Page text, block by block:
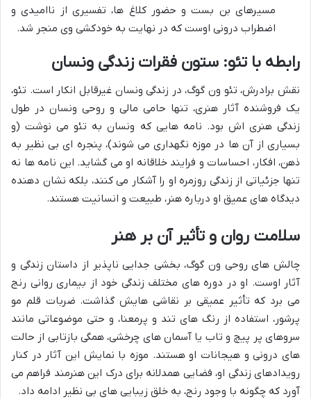
مسیرهای بن بست و حضور کلاغ ها، تفسیری از ناامیدی و
اضطراب درونی اوست که در نهایت به خودکشی وی منجر شد.
رابطه با تئو: ستون فقرات زندگی ونسان
نقش برادرش، تئو ون گوگ، در زندگی ونسان غیرقابل انکار است. تئو،
یک فروشنده آثار هنری، تنها حامی مالی و روحی ونسان در طول
زندگی هنری اش بود. نامه هایی که ونسان به تئو می نوشت (و
بسیاری از آن ها در موزه نگهداری می شوند)، پنجره ای بی نظیر به
ذهن، افکار، احساسات و فرایند خلاقانه او می گشاید. این نامه ها نه
تنها جزئیاتی از زندگی روزمره او را آشکار می کنند، بلکه نشان دهنده
دیدگاه های عمیق او درباره هنر، طبیعت و انسانیت هستند.
سلامت روان و تأثیر آن بر هنر
چالش های روحی ون گوگ، بخشی جدایی ناپذیر از داستان زندگی و
آثار اوست. او در دوره های مختلف زندگی خود از بیماری روانی رنج
می برد که تأثیر عمیقی بر نقاشی هایش گذاشت. ضربات قلم مو
پرشور، استفاده از رنگ های تند و پرمعنا، و حتی موضوعاتی مانند
سروهای پر پیچ و تاب یا آسمان های چرخشی، همگی بازتابی از حالت
های درونی و هیجانات او هستند. موزه با نمایش این آثار در کنار
رویدادهای زندگی او، فضایی همدلانه برای درک این هنرمند فراهم می
آورد که چگونه با وجود رنج، به خلق زیبایی های بی نظیر ادامه داد.